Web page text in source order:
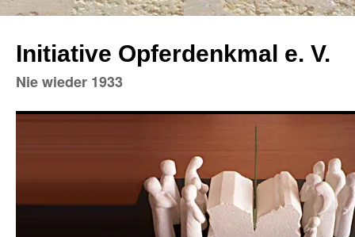
Initiative Opferdenkmal e. V.
Nie wieder 1933